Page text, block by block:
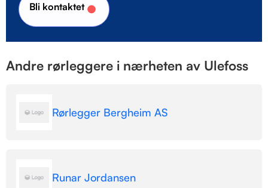
Bli kontaktet
Andre rørleggere i nærheten av Ulefoss
Rørlegger Bergheim AS
Runar Jordansen